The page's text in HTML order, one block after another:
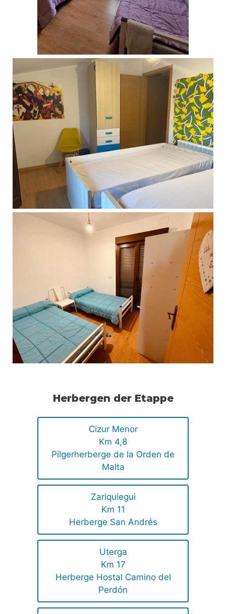
Herbergen der Etappe
Cizur Menor
Km 4,8
Pilgerherberge de la Orden de
Malta
Zariquiegui
Km 11
Herberge San Andrés
Uterga
Km 17
Herberge Hostal Camino del
Perdón